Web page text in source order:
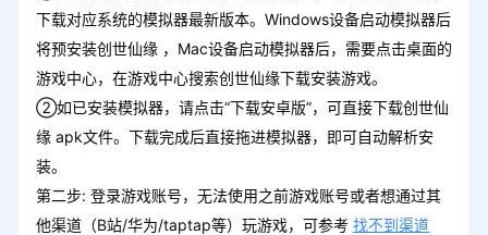
下载对应系统的模拟器最新版本。Windows设备启动模拟器后
将预安装创世仙缘 ，Mac设备启动模拟器后，需要点击桌面的
游戏中心，在游戏中心搜索创世仙缘下载安装游戏。
②如已安装模拟器，请点击“下载安卓版”，可直接下载创世仙
缘 apk文件。下载完成后直接拖进模拟器，即可自动解析安
装。
第二步: 登录游戏账号，无法使用之前游戏账号或者想通过其
他渠道（B站/华为/taptap等）玩游戏，可参考 找不到渠道